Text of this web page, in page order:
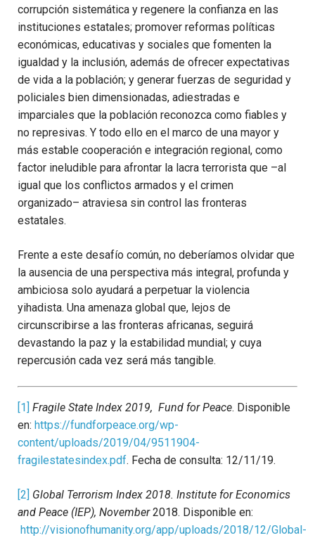
corrupción sistemática y regenere la confianza en las
instituciones estatales; promover reformas políticas
económicas, educativas y sociales que fomenten la
igualdad y la inclusión, además de ofrecer expectativas
de vida a la población; y generar fuerzas de seguridad y
policiales bien dimensionadas, adiestradas e
imparciales que la población reconozca como fiables y
no represivas. Y todo ello en el marco de una mayor y
más estable cooperación e integración regional, como
factor ineludible para afrontar la lacra terrorista que –al
igual que los conflictos armados y el crimen
organizado– atraviesa sin control las fronteras
estatales.
Frente a este desafío común, no deberíamos olvidar que
la ausencia de una perspectiva más integral, profunda y
ambiciosa solo ayudará a perpetuar la violencia
yihadista. Una amenaza global que, lejos de
circunscribirse a las fronteras africanas, seguirá
devastando la paz y la estabilidad mundial; y cuya
repercusión cada vez será más tangible.
[1] Fragile State Index 2019, Fund for Peace. Disponible
en: https://fundforpeace.org/wp-
content/uploads/2019/04/9511904-
fragilestatesindex.pdf. Fecha de consulta: 12/11/19.
[2] Global Terrorism Index 2018. Institute for Economics
and Peace (IEP), November2018. Disponible en:
http://visionofhumanity.org/app/uploads/2018/12/Global-